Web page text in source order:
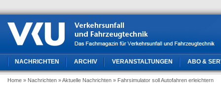
NACHRICHTEN ARCHIV VERANSTALTUNGEN ABO &
Home » Nachrichten » Aktuelle Nachrichten » Fahrsimulator soll Autofahren erleichtern